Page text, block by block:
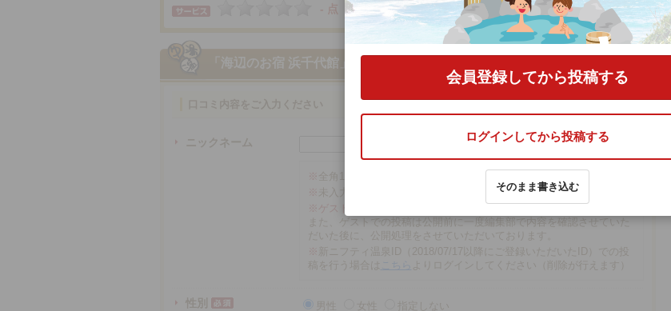
- 点
- 点
「海辺のお宿 浜千代館」
ニックネーム
※ 全角16文字以内
※
※ゲストでの投稿は、再編集や削除ができませんので注意ください。
また、ゲストでの投稿は公開前に一度編集部で内容を確認させていた
だいた後に、公開処理をさせていただいております。
※ 新ニフティ温泉ID（2018/07/17以降にご登録いただいたID）での投
稿を行う場合は
こちら よりログインしてください（削除が行えます）
性別 男性 女性 指定しない
会員登録してから投稿する
ログインしてから投稿する
そのまま書き込む